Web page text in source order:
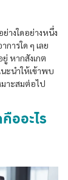
างใดอย่างหนึ่ง
ารใด ๆ เลย
หากสังเกต
ะนำให้เข้าพบ
าะสมต่อไป
ออะไร